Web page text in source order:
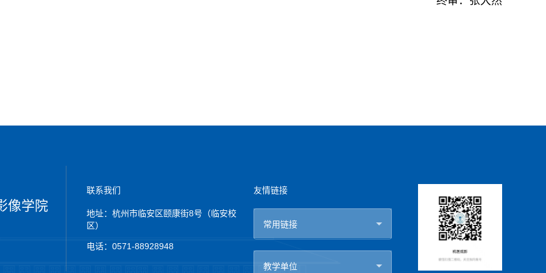
像学院
联系我们
地址：杭州市临安区颐康街8号（临安校
区）
电话：0571-88928948
友情链接
常用链接
教学单位